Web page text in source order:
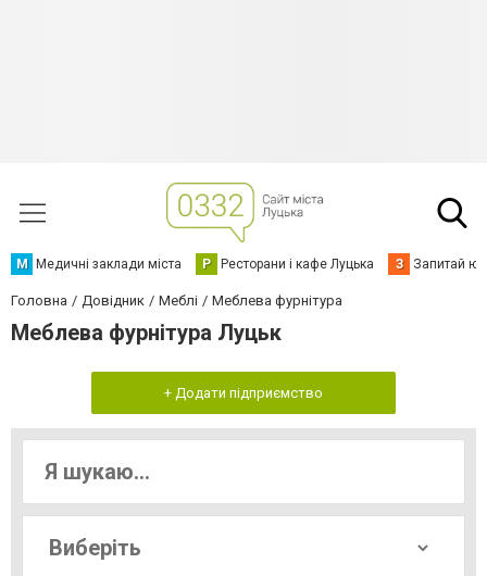
М Медичні заклади міста Р Ресторани і кафе Луцька З Запитай
Головна Довідник Меблі Меблева фурнітура
Меблева фурнітура Луцьк
+ Додати підприємство